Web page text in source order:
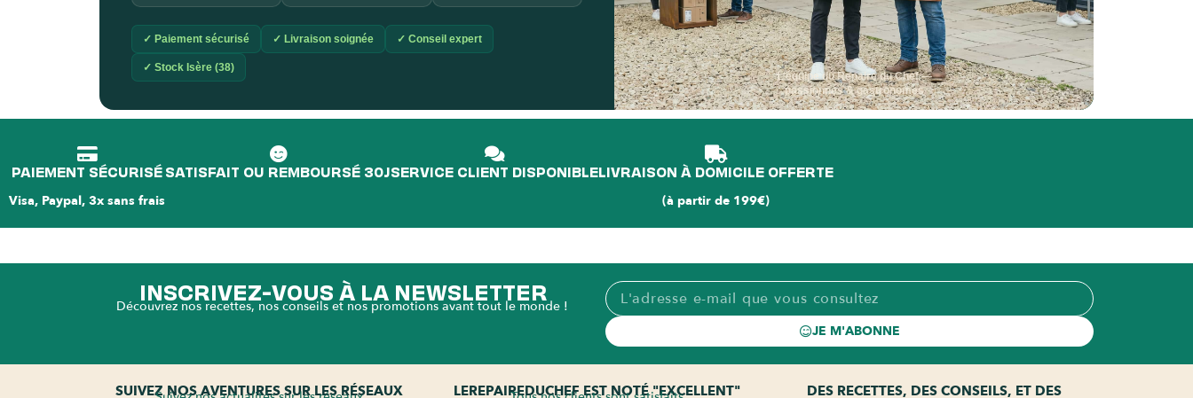
✓ Paiement sécurisé ✓ Livraison soignée ✓ Conseil expert
✓ Stock Isère (38)
L'équipe du Repaire du Chef —
passionnés & gastronomes
PAIEMENT SÉCURISÉ
Visa, Paypal, 3x sans frais
SATISFAIT OU REMBOURSÉ 30JSERVICE CLIENT DISPONIBLELIVRAISON À DOMICILE OFFERTE
(à partir de 199€)
INSCRIVEZ-VOUS À LA NEWSLETTER
Découvrez nos recettes, nos conseils et nos promotions avant tout le monde !
JE M'ABONNE
SUIVEZ NOS AVENTURES SUR LES RÉSEAUX LEREPAIREDUCHEF EST NOTÉ "EXCELLENT"
DES RECETTES, DES CONSEILS, ET DES